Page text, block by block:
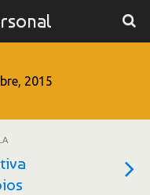
2015